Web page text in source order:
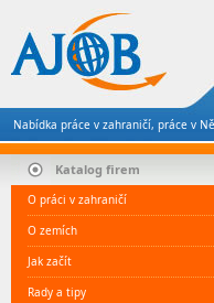
Nabídka práce v zahraničí, práce v
Katalog firem
O práci v zahraničí
O zemích
Jak začít
Rady a tipy